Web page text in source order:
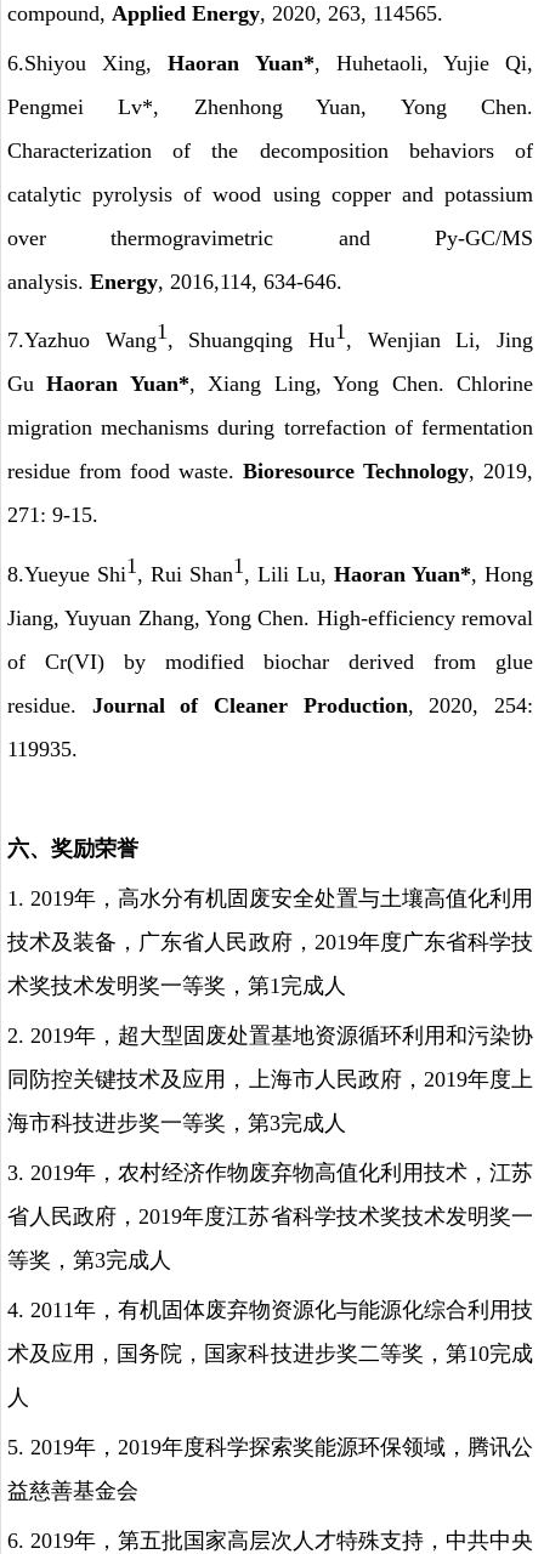
compound, Applied Energy, 2020, 263, 114565.
6.Shiyou Xing,Haoran Yuan*, Huhetaoli, Yujie Qi,
Pengmei Lv*, Zhenhong Yuan, Yong Chen.
Characterization of the decomposition behaviors of
catalytic pyrolysis of wood using copper and potassium
over thermogravimetric and Py-GC/MS
analysis. Energy, 2016,114, 634-646.
7.Yazhuo Wang1, Shuangqing Hu1, Wenjian Li, Jing
GuHaoran Yuan*, Xiang Ling, Yong Chen. Chlorine
migration mechanisms during torrefaction of fermentation
residue from food waste. Bioresource Technology, 2019,
271: 9-15.
8.Yueyue Shi1 , Rui Shan1 , Lili Lu, Haoran Yuan*, Hong
Jiang, Yuyuan Zhang, Yong Chen. High-efficiency removal
of Cr(VI) by modified biochar derived from glue
residue. Journal of Cleaner Production, 2020, 254:
119935.
六、奖励荣誉
1. 2019年，高水分有机固废安全处置与土壤高值化利用
技术及装备，广东省人民政府， 2019年度广东省科学技
术奖技术发明奖一等奖，第1 完成人
2. 2019年，超大型固废处置基地资源循环利用和污染协
同防控关键技术及应用，上海市人民政府， 2019年度上
海市科技进步奖一等奖，第3完成人
3. 2019年，农村经济作物废弃物高值化利用技术，江苏
省人民政府， 2019年度江苏省科学技术奖技术发明奖一
等奖，第3完成人
4. 2011年，有机固体废弃物资源化与能源化综合利用技
术及应用，国务院，国家科技进步奖二等奖，第10完成
人
5. 2019年， 2019年度科学探索奖能源环保领域，腾讯公
益慈善基金会
6. 2019年，第五批国家高层次人才特殊支持，中共中央